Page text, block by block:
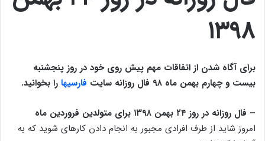
۱۳۹۸
برای آگاه شدن از اتفاقات مهم پیش روی خود در روز پنجشنبه
بیست و چهارم بهمن ماه ۹۸ فال روزانه سایت
فارسیها را بخوانید.
– فال روزانه در روز ۲۴ بهمن ۱۳۹۸ برای متولدین فروردین ماه
امروز شاید از طرف افرادی مجبور به انجام دادن کارهای شوید که به